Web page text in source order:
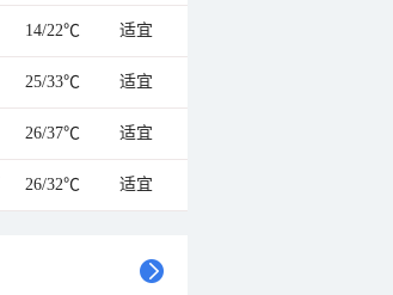
14/22℃ 适宜
25/33℃ 适宜
26/37℃ 适宜
26/32℃ 适宜